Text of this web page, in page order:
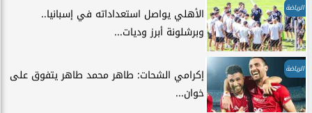
الرياضة
الأهلي يواصل استعداداته في إسبانيا..
وبرشلونة أبرز وديات...
الرياضة
إكرامي الشحات: طاهر محمد طاهر يتفوق على
خوان...